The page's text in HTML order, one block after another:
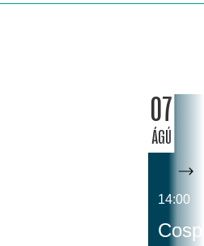
07
ÁGÚ
14:00